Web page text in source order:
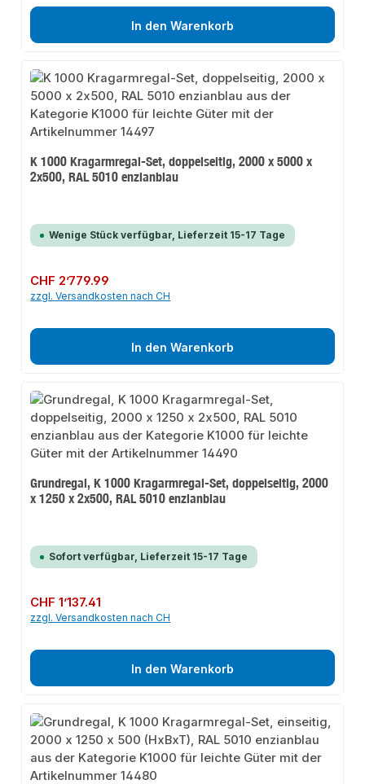
In den Warenkorb
K 1000 Kragarmregal-Set, doppelseitig, 2000 x 5000 x
2x500, RAL 5010 enzianblau
Wenige Stück verfügbar, Lieferzeit 15-17 Tage
Regulärer Preis:
CHF 2’779.99
zzgl. Versandkosten nach CH
In den Warenkorb
Grundregal, K 1000 Kragarmregal-Set, doppelseitig, 2000
x 1250 x 2x500, RAL 5010 enzianblau
Sofort verfügbar, Lieferzeit 15-17 Tage
Regulärer Preis:
CHF 1’137.41
zzgl. Versandkosten nach CH
In den Warenkorb